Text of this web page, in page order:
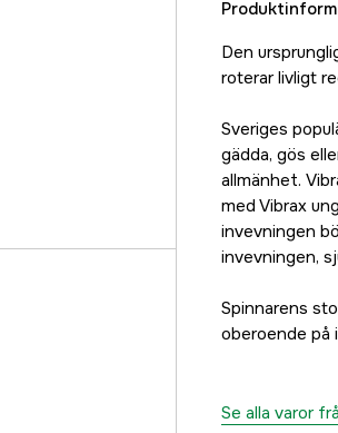
Den
roterar livligt
Sveriges
gädda, gös
allmänhet.
med Vibrax
invevningen
invevningen,
Spinnarens
oberoende på
Se alla varor